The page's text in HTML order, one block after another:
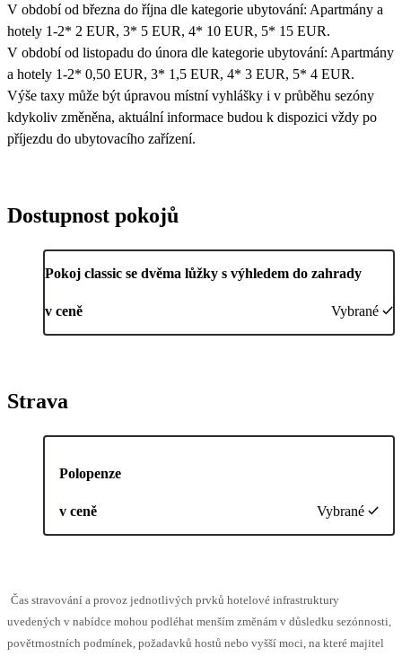
V období od března do října dle kategorie ubytování: Apartmány a
hotely 1-2* 2 EUR, 3* 5 EUR, 4* 10 EUR, 5* 15 EUR.
V období od listopadu do února dle kategorie ubytování: Apartmány
a hotely 1-2* 0,50 EUR, 3* 1,5 EUR, 4* 3 EUR, 5* 4 EUR.
Výše taxy může být úpravou místní vyhlášky i v průběhu sezóny
kdykoliv změněna, aktuální informace budou k dispozici vždy po
příjezdu do ubytovacího zařízení.
Dostupnost pokojů
Pokoj classic se dvěma lůžky s výhledem do zahrady
v ceně Vybrané
Strava
Polopenze
v ceně Vybrané
Čas stravování a provoz jednotlivých prvků hotelové infrastruktury
uvedených v nabídce mohou podléhat menším změnám v důsledku sezónnosti,
povětrnostních podmínek, požadavků hostů nebo vyšší moci, na které majitel